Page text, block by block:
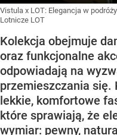
Vistula x LOT: Elegancja w podróży
Lotnicze LOT
Kolekcja obejmuje
oraz funkcjonalne
odpowiadają na
przemieszczania się.
lekkie, komfortowe
które sprawiają, że
wymiar: pewny,